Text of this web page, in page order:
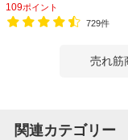
109ポイント
729件
売れ筋
関連カテゴリー